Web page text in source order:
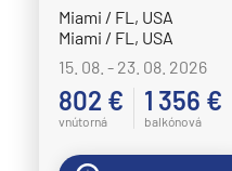
Miami / FL, USA
Miami / FL, USA
15. 08. - 23. 08. 2026
802 €
vnútorná
1 356 €
balkónová